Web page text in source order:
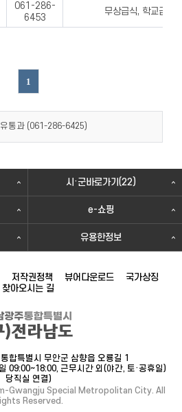
061-286-
6453
무상급식, 학교급식,
1
통과 (061-286-6425)
시·군바로가기(22)
e-쇼핑
유용한정보
저작권정책 뷰어다운로드
국가상징
찾아오시는 길
합특별시 무안군 삼향읍 오룡길 1
09:00~18:00, 근무시간 외(야간, 토·공휴일)
당직실 연결)
Gwangju Special Metropolitan City. All
Reserved.